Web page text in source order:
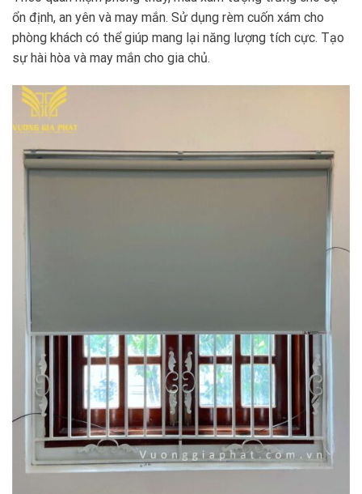
ổn định, an yên và may mắn. Sử dụng rèm cuốn xám cho
phòng khách có thể giúp mang lại năng lượng tích cực. Tạo
sự hài hòa và may mắn cho gia chủ.